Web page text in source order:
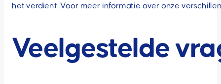
het verdient. Voor meer informatie over onze
Veelgestelde